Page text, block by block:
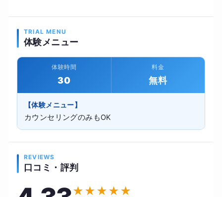
TRIAL MENU
体験メニュー
体験時間
30
料金
無料
【体験メニュー】
カウンセリングのみもOK
REVIEWS
口コミ・評判
★★★★★